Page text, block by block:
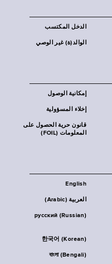
الدخل المكتسب
الوالد(ة) غير الوصي
إمكانية الوصول
إخلاء المسؤولية
قانون حرية الحصول على
المعلومات (FOIL)
English
العربية (Arabic)
русский (Russian)
한국어 (Korean)
বাংলা (Bengali)